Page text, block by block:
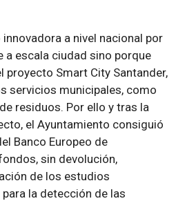
a nivel nacional por
a escala ciudad sino porque
proyecto Smart City Santander,
servicios municipales, como
residuos. Por ello y tras la
el Ayuntamiento consiguió
Banco Europeo de
sin devolución,
de los estudios
la detección de las